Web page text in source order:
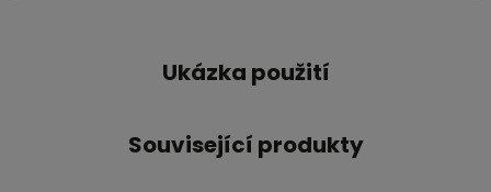
Ukázka použití
Související produkty